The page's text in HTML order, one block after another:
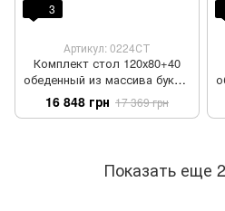
3
Артикул: 0224СТ
Комплект стол 120х80+40
обеденный из массива бука +
4 стула мягких
16 848 грн 17 369 грн
Показать еще